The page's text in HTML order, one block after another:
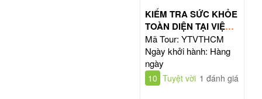
KIỂM TRA SỨC KHỎE
TOÀN DIỆN TẠI VIỆN
TIM HỒ CHÍ MINH
Mã Tour: YTVTHCM
Ngày khởi hành: Hàng
ngày
10 Tuyệt vời 1 đánh giá